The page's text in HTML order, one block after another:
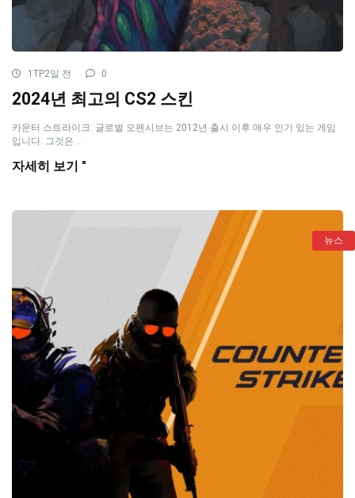
1TP2일 전 0
2024년 최고의 CS2 스킨
카운터 스트라이크: 글로벌 오펜시브는 2012년 출시 이후 매우 인기 있는 게임
입니다. 그것은 ...
자세히 보기 "
뉴스